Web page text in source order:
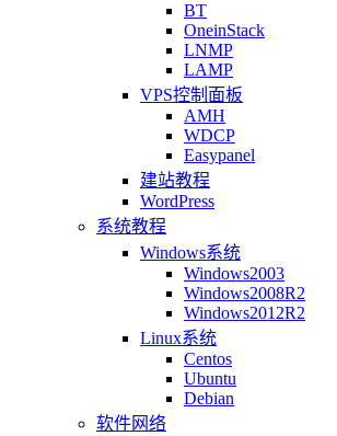
BT
OneinStack
LNMP
LAMP
VPS控制面板
AMH
WDCP
Easypanel
建站教程
WordPress
系统教程
Windows系统
Windows2003
Windows2008R2
Windows2012R2
Linux系统
Centos
Ubuntu
Debian
软件网络